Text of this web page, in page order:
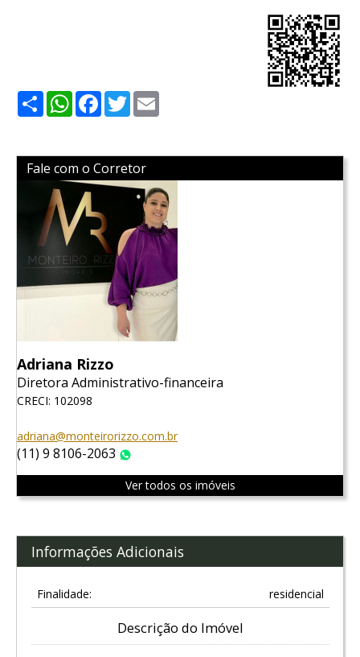
ShareWhatsApp
Facebook
Twitter
Fale com o Corretor
Adriana Rizzo
Diretora Administrativo-financeira
CRECI: 102098
adriana@monteirorizzo.com.br
(11) 9 8106-2063
Ver todos os imóveis
Informações Adicionais
Finalidade: residencial
Descrição do Imóvel